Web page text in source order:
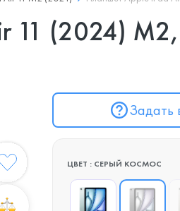
11 (2024)
Задать
ЦВЕТ : СЕРЫЙ КОСМОС